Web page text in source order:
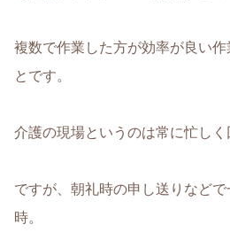
複数で作業した方が効率が良い
とです。
介護の現場というのは常に忙しく
ですが、朝礼時の申し送りなど
時。